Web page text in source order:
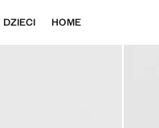
DZIECI HOME